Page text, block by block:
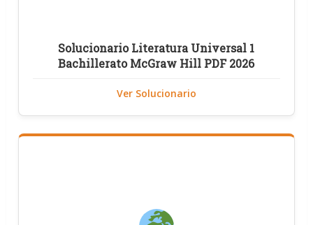
Solucionario Literatura Universal 1
Bachillerato McGraw Hill PDF 2026
Ver Solucionario